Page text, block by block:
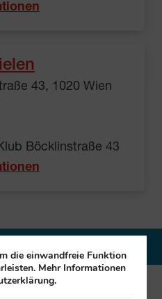
43, 1020 Wien
Böcklinstraße 43
2026
die einwandfreie Funktion
Mehr Informationen